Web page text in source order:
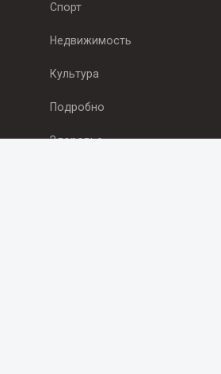
Спорт
Недвижимость
Культура
Подробно
Здоровье